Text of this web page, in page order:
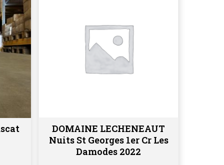
Ajouter au panier
DOMAINE LECHENEAUT
Nuits St Georges 1er Cr Les
Damodes 2022